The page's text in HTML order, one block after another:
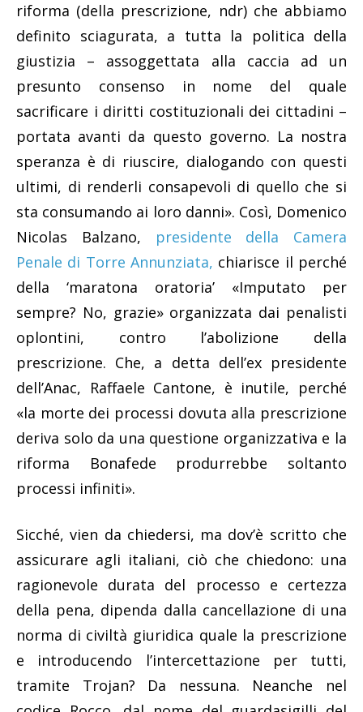
riforma (della prescrizione, ndr) che abbiamo
definito sciagurata, a tutta la politica della
giustizia – assoggettata alla caccia ad un
presunto consenso in nome del quale
sacrificare i diritti costituzionali dei cittadini –
portata avanti da questo governo. La nostra
speranza è di riuscire, dialogando con questi
ultimi, di renderli consapevoli di quello che si
sta consumando ai loro danni». Così, Domenico
Nicolas Balzano, presidente della Camera
Penale di Torre Annunziata, chiarisce il perché
della ‘maratona oratoria’ «Imputato per
sempre? No, grazie» organizzata dai penalisti
oplontini, contro l’abolizione della
prescrizione. Che, a detta dell’ex presidente
dell’Anac, Raffaele Cantone, è inutile, perché
«la morte dei processi dovuta alla prescrizione
deriva solo da una questione organizzativa e la
riforma Bonafede produrrebbe soltanto
processi infiniti».
Sicché, vien da chiedersi, ma dov’è scritto che
assicurare agli italiani, ciò che chiedono: una
ragionevole durata del processo e certezza
della pena, dipenda dalla cancellazione di una
norma di civiltà giuridica quale la prescrizione
e introducendo l’intercettazione per tutti,
tramite Trojan? Da nessuna. Neanche nel